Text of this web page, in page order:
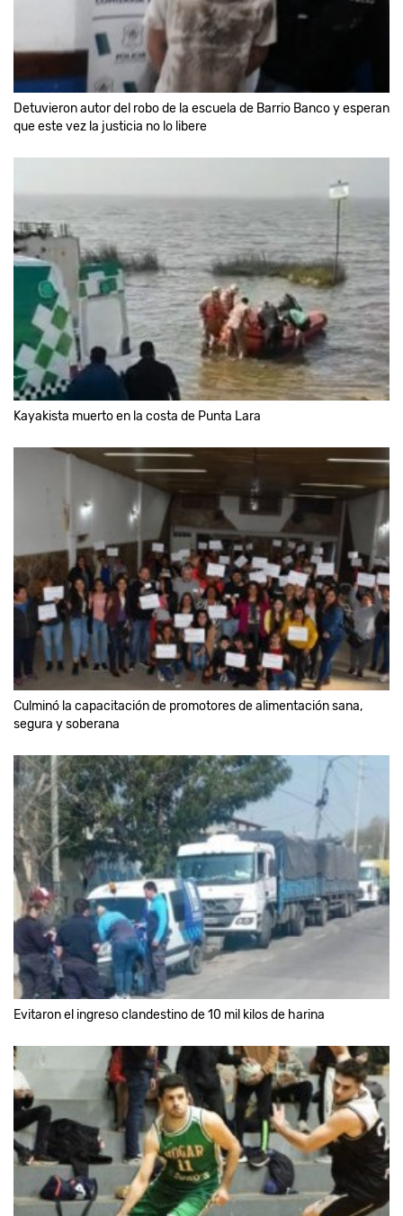
Detuvieron autor del robo de la escuela de Barrio Banco y esperan
que este vez la justicia no lo libere
Kayakista muerto en la costa de Punta Lara
Culminó la capacitación de promotores de alimentación sana,
segura y soberana
Evitaron el ingreso clandestino de 10 mil kilos de harina